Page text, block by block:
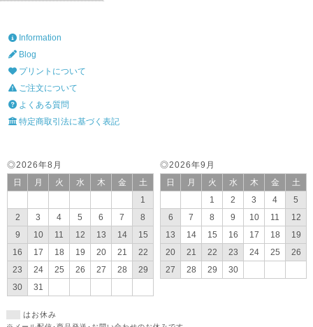
Information
Blog
プリントについて
ご注文について
よくある質問
特定商取引法に基づく表記
◎2026年9月
日
月 火 水 木 金
土
1
2 3 4
5
6
7 8 9 10 11
12
13
14 15 16 17 18
19
20
21 22 23 24 25
26
27
28 29 30
◎2026年8月
日
月 火 水 木 金
土
1
2
3 4 5 6 7
8
9
10 11 12 13 14
15
16
17 18 19 20 21
22
23
24 25 26 27 28
29
30
31
はお休み